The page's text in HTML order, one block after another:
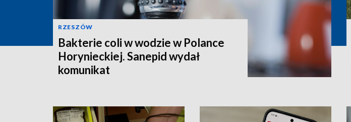
RZESZÓW
Bakterie coli w wodzie w Polance
Horynieckiej. Sanepid wydał
komunikat